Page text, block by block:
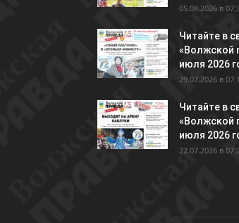
05.08.2026 в
Читайте в
«Волжской
июля 2026
29.07.2026 в
Читайте в
«Волжской
июля 2026
22.07.2026 в